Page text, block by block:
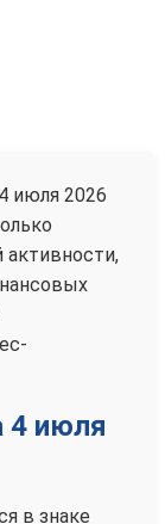
июля 2026
активности,
4 июля
в знаке